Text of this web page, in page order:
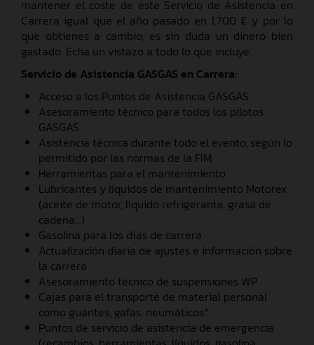
mantener el coste de este Servicio de Asistencia en
Carrera igual que el año pasado en 1.700 € y por lo
que obtienes a cambio, es sin duda un dinero bien
gastado. Echa un vistazo a todo lo que incluye:
Servicio de Asistencia GASGAS en Carrera:
Acceso a los Puntos de Asistencia GASGAS
Asesoramiento técnico para todos los pilotos
GASGAS
Asistencia técnica durante todo el evento, según lo
permitido por las normas de la FIM.
Herramientas para el mantenimiento
Lubricantes y líquidos de mantenimiento Motorex
(aceite de motor, líquido refrigerante, grasa de
cadena...)
Gasolina para los días de carrera
Actualización diaria de ajustes e información sobre
la carrera
Asesoramiento técnico de suspensiones WP
Cajas para el transporte de material personal
como guantes, gafas, neumáticos* ...
Puntos de servicio de asistencia de emergencia